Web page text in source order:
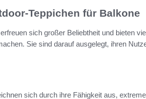
Teppichen für Balkone
sich großer Beliebtheit und bieten
Sie sind darauf ausgelegt, ihren
sich durch ihre Fähigkeit aus,